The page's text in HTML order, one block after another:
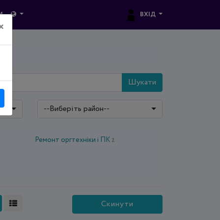
ВХІД
Шукати
--Виберіть район--
Ремонт оргтехніки і ПК 2
Скинути